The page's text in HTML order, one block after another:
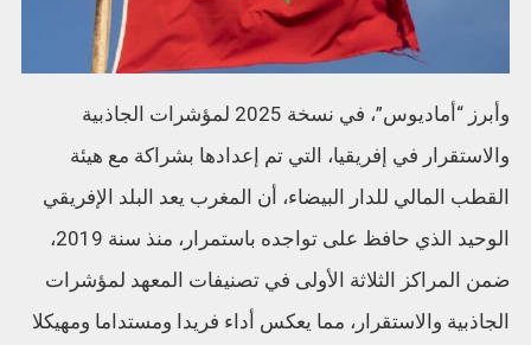
وأبرز “أماديوس”، في نسخة 2025 لمؤشرات الجاذبية
والاستقرار في إفريقيا، التي تم إعدادها بشراكة مع هيئة
القطب المالي للدار البيضاء، أن المغرب يعد البلد الإفريقي
الوحيد الذي حافظ على تواجده باستمرار، منذ سنة 2019،
ضمن المراكز الثلاثة الأولى في تصنيفات المعهد لمؤشرات
الجاذبية والاستقرار، مما يعكس أداء فريدا ومستداما ومهيكلا